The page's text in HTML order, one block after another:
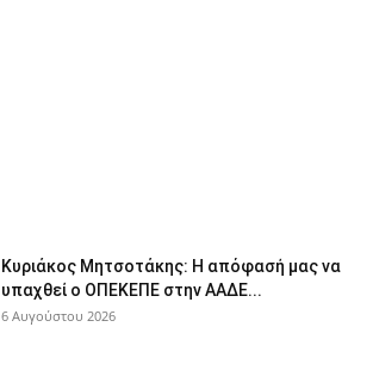
Κυριάκος Μητσοτάκης: Η απόφασή μας να
υπαχθεί ο ΟΠΕΚΕΠΕ στην ΑΑΔΕ...
6 Αυγούστου 2026